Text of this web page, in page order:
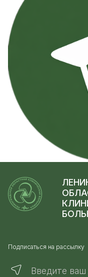
Подписаться на рассылку
Введите ваш